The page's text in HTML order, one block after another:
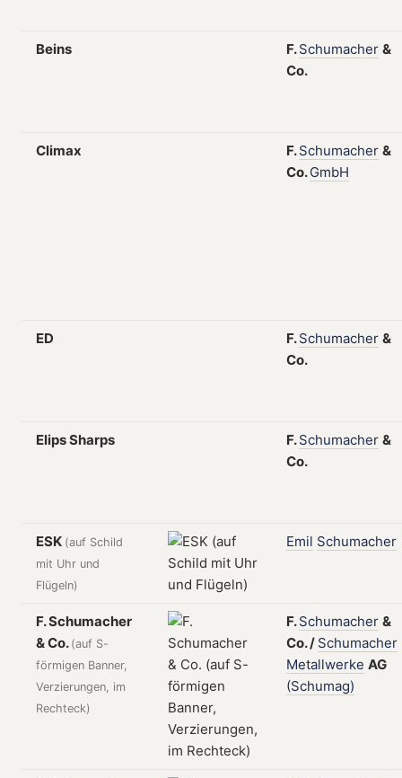
Beins F.Schumacher &
Co.
Climax F.Schumacher &
Co.GmbH
ED F.Schumacher &
Co.
Elips Sharps F.Schumacher &
Co.
ESK (auf Schild
mit Uhr und
Flügeln)
Emil Schumacher
F. Schumacher
& Co. (auf S-
förmigen Banner,
Verzierungen, im
Rechteck)
F.Schumacher &
Co./ Schumacher
Metallwerke AG
(Schumag)